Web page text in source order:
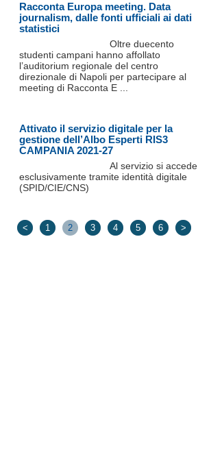
Racconta Europa meeting. Data
journalism, dalle fonti ufficiali ai dati
statistici
Oltre duecento
studenti campani hanno affollato
l’auditorium regionale del centro
direzionale di Napoli per partecipare al
meeting di Racconta E ...
Attivato il servizio digitale per la
gestione dell’Albo Esperti RIS3
CAMPANIA 2021-27
Al servizio si accede
esclusivamente tramite identità digitale
(SPID/CIE/CNS)
< 1 2 3 4 5 6 >